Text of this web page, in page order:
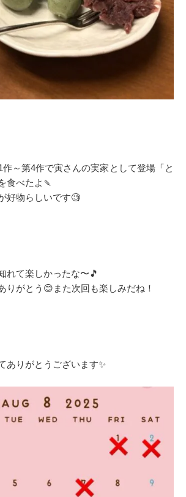
～第4作で寅さんの実家として登場「と
食べたよ🍡
好物らしいです🧐
れて楽しかったな〜🎵
りがとう😊また次回も楽しみだね！
ありがとうございます✨